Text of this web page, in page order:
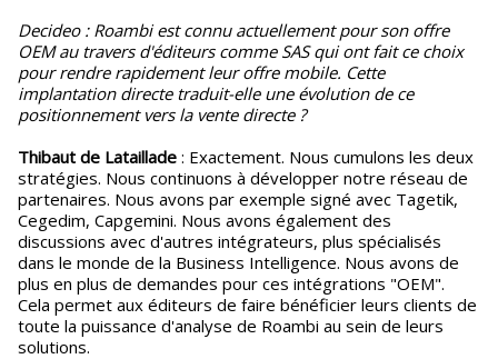
Decideo : Roambi est connu actuellement pour son offre
OEM au travers d'éditeurs comme SAS qui ont fait ce choix
pour rendre rapidement leur offre mobile. Cette
implantation directe traduit-elle une évolution de ce
positionnement vers la vente directe ?
Thibaut de Lataillade : Exactement. Nous cumulons les deux
stratégies. Nous continuons à développer notre réseau de
partenaires. Nous avons par exemple signé avec Tagetik,
Cegedim, Capgemini. Nous avons également des
discussions avec d'autres intégrateurs, plus spécialisés
dans le monde de la Business Intelligence. Nous avons de
plus en plus de demandes pour ces intégrations "OEM".
Cela permet aux éditeurs de faire bénéficier leurs clients de
toute la puissance d'analyse de Roambi au sein de leurs
solutions.